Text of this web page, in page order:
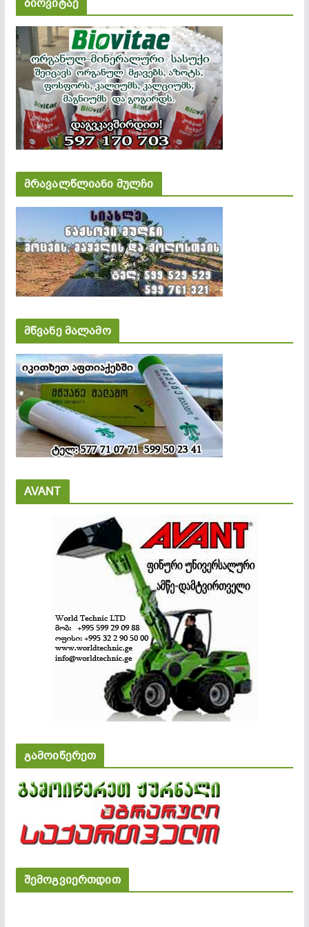
ბიოვიტაე
მრავალწლიანი მულჩი
მწვანე მალამო
AVANT
გამოიწერეთ
შემოგვიერთდით